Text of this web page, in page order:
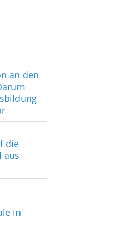
an den
aus
in
e.V.